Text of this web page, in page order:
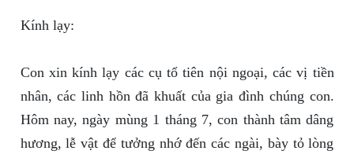
Kính lạy:
Con xin kính lạy các cụ tổ tiên nội ngoại, các vị tiền
nhân, các linh hồn đã khuất của gia đình chúng con.
Hôm nay, ngày mùng 1 tháng 7, con thành tâm dâng
hương, lễ vật để tưởng nhớ đến các ngài, bày tỏ lòng